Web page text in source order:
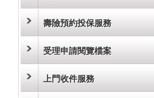
壽險預約投保服務
受理申請閱覽檔案
上門收件服務